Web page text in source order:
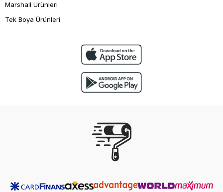
Marshall Ürünleri
Tek Boya Ürünleri